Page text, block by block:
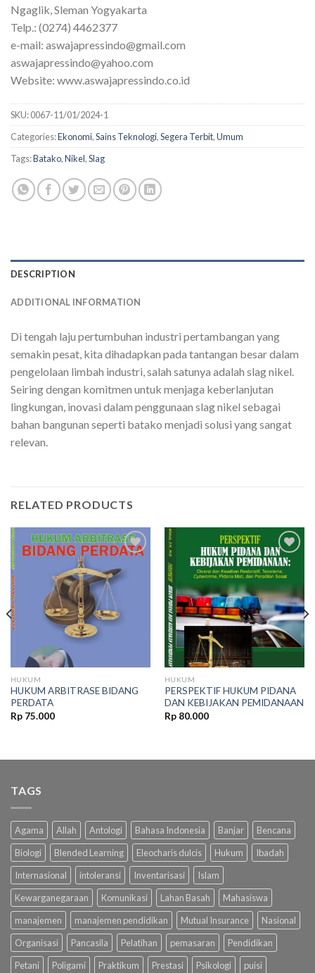
Ngaglik, Sleman Yogyakarta
Telp.: (0274) 4462377
e-mail: aswajapressindo@gmail.com
aswajapressindo@yahoo.com
Website: www.aswajapressindo.co.id
SKU:0067-11/01/2024-1
Categories:Ekonomi,Sains Teknologi,Segera Terbit,Umum
Tags:Batako,Nikel,Slag
DESCRIPTION
ADDITIONAL INFORMATION
Di tengah laju pertumbuhan industri pertambangan yang
semakin pesat, kita dihadapkan pada tantangan besar dalam
pengelolaan limbah industri, salah satunya adalah slag nikel.
Seiring dengan komitmen untuk menjaga keberlanjutan
lingkungan, inovasi dalam penggunaan slag nikel sebagai
bahan bangunan seperti batako menjadi solusi yang sangat
relevan.
RELATED PRODUCTS
HUKUM
HUKUM ARBITRASE BIDANG
PERDATA
Rp75.000
Add to
wishlist
HUKUM
PERSPEKTIF HUKUM PIDANA
DAN KEBIJAKAN PEMIDANAAN
Rp80.000
TAGS
Agama Allah Antologi Bahasa Indonesia Banjar
Bencana
Biologi
Blended Learning Eleocharis dulcis Hukum
Ibadah
Internasional
intoleransi Inventarisasi
Islam
Kewarganegaraan
Komunikasi Lahan Basah
Mahasiswa
manajemen
manajemen pendidikan Mutual Insurance
Nasional
Organisasi
Pancasila Pelatihan pemasaran
Pendidikan
Petani
Poligami Praktikum Prestasi Psikologi puisi